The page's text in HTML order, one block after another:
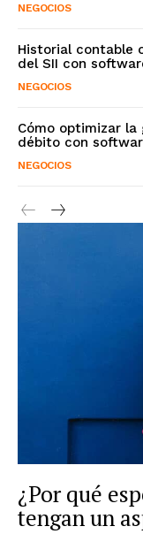
NEGOCIOS
Historial contable
del SII con
NEGOCIOS
Cómo optimizar
débito con
NEGOCIOS
¿Por qué
tengan un